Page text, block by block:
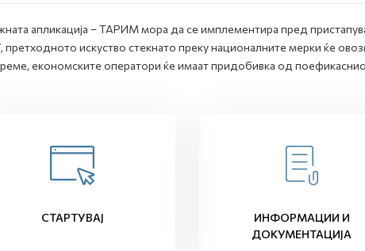
апликација – ТАРИМ мора да се имплементира пред
претходното искуство стекнато преку националните мерки ќе
економските оператори ќе имаат придобивка од
СТАРТУВАЈ
ИНФОРМАЦИИ И
ДОКУМЕНТАЦИЈА